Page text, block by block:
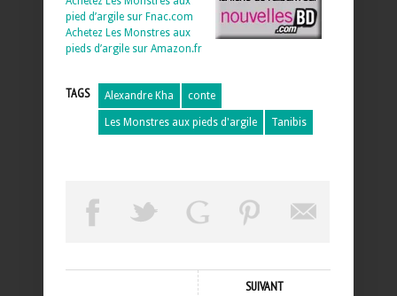
pied d’argile sur Fnac.com
Achetez Les Monstres aux
pieds d’argile sur Amazon.fr
TAGS Alexandre Kha conte
Les Monstres aux pieds d'argile Tanibis
SUIVANT